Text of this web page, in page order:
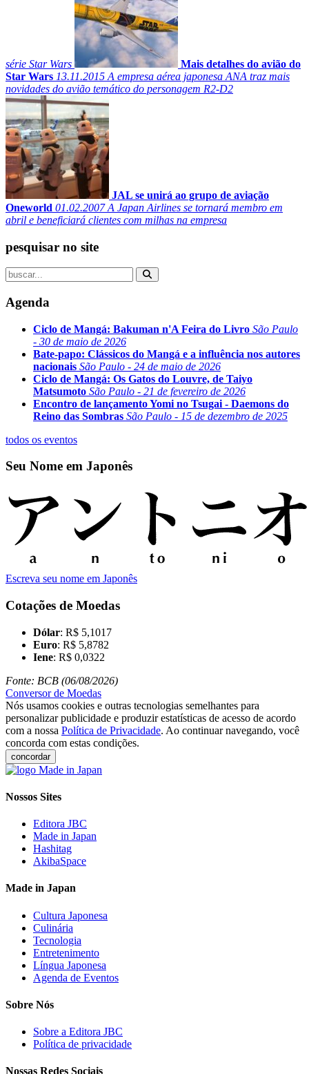
série Star Wars
Mais detalhes do avião do
Star Wars 13.11.2015 A empresa aérea japonesa ANA traz mais
novidades do avião temático do personagem R2-D2
JAL se unirá ao grupo de aviação
Oneworld 01.02.2007A Japan Airlines se tornará membro em
abril e beneficiará clientes com milhas na empresa
pesquisar no site
Agenda
Ciclo de Mangá: Bakuman n'A Feira do Livro São Paulo
- 30 de maio de 2026
Bate-papo: Clássicos do Mangá e a influência nos autores
nacionais São Paulo - 24 de maio de 2026
Ciclo de Mangá: Os Gatos do Louvre, de Taiyo
Matsumoto São Paulo - 21 de fevereiro de 2026
Encontro de lançamento Yomi no Tsugai - Daemons do
Reino das Sombras São Paulo - 15 de dezembro de 2025
todos os eventos
Seu Nome em Japonês
Escreva seu nome em Japonês
Cotações de Moedas
Dólar: R$ 5,1017
Euro: R$ 5,8782
Iene: R$ 0,0322
Fonte: BCB (06/08/2026)
Conversor de Moedas
Nós usamos cookies e outras tecnologias semelhantes para
personalizar publicidade e produzir estatísticas de acesso de acordo
com a nossa Política de Privacidade. Ao continuar navegando, você
concorda com estas condições.
concordar
Nossos Sites
Editora JBC
Made in Japan
Hashitag
AkibaSpace
Made in Japan
Cultura Japonesa
Culinária
Tecnologia
Entretenimento
Língua Japonesa
Agenda de Eventos
Sobre Nós
Sobre a Editora JBC
Política de privacidade
Nossas Redes Sociais